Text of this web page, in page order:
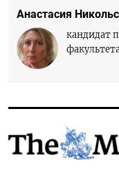
Анастасия
кандидат